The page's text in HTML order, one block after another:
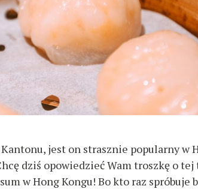
jest on strasznie popularny w
dziś opowiedzieć Wam troszkę o
w Hong Kongu! Bo kto raz spróbuje